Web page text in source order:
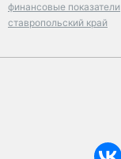
финансовые показатели
ставропольский край